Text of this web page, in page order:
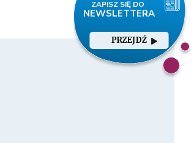
PRZEJDŹ